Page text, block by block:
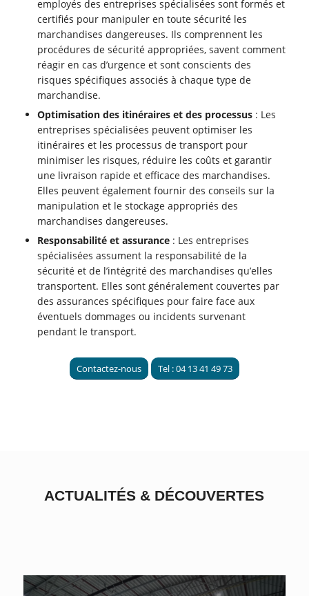
employés des entreprises spécialisées sont formés et
certifiés pour manipuler en toute sécurité les
marchandises dangereuses. Ils comprennent les
procédures de sécurité appropriées, savent comment
réagir en cas d’urgence et sont conscients des
risques spécifiques associés à chaque type de
marchandise.
Optimisation des itinéraires et des processus : Les
entreprises spécialisées peuvent optimiser les
itinéraires et les processus de transport pour
minimiser les risques, réduire les coûts et garantir
une livraison rapide et efficace des marchandises.
Elles peuvent également fournir des conseils sur la
manipulation et le stockage appropriés des
marchandises dangereuses.
Responsabilité et assurance : Les entreprises
spécialisées assument la responsabilité de la
sécurité et de l’intégrité des marchandises qu’elles
transportent. Elles sont généralement couvertes par
des assurances spécifiques pour faire face aux
éventuels dommages ou incidents survenant
pendant le transport.
Contactez-nous Tel : 04 13 41 49 73
ACTUALITÉS & DÉCOUVERTES